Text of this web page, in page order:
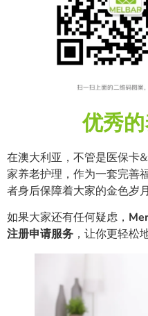
优秀
在澳大利亚，不管是医保卡
家养老护理，作为一套完善
者身后保障着大家的金色岁月
如果大家还有任何疑虑，
注册申请服务 ，让你更轻松